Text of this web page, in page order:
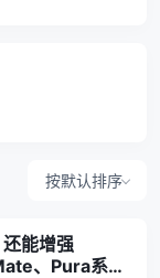
按默认排序
能增强
、Pura系列